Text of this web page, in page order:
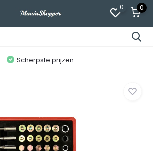
0 0
Scherpste prijzen